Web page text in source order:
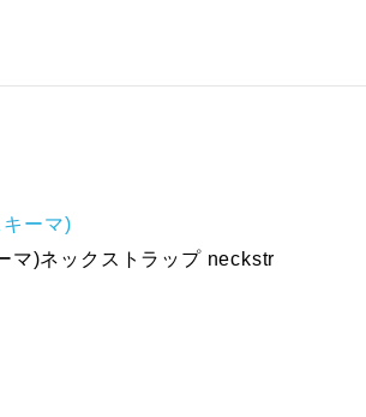
ーマ)
マ)ネックストラップ neckstr